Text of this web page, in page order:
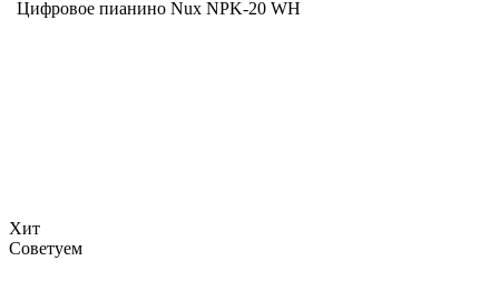
Цифровое пианино Nux NPK-20 WH
Хит
Советуем